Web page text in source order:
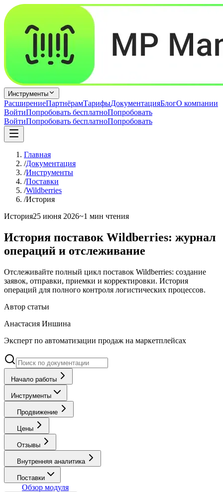
Инструменты
РасширениеПартнёрамТарифыДокументацияБлогО компании
ВойтиПопробовать бесплатноПопробовать
ВойтиПопробовать бесплатноПопробовать
Главная
/Документация
/Инструменты
/Поставки
/Wildberries
/История
История25 июня 2026~1 мин чтения
История поставок Wildberries: журнал
операций и отслеживание
Отслеживайте полный цикл поставок Wildberries: создание
заявок, отправки, приемки и корректировки. История
операций для полного контроля логистических процессов.
Автор статьи
Анастасия Иншина
Эксперт по автоматизации продаж на маркетплейсах
Начало работы
Инструменты
Продвижение
Цены
Отзывы
Внутренняя аналитика
Поставки
Обзор модуля